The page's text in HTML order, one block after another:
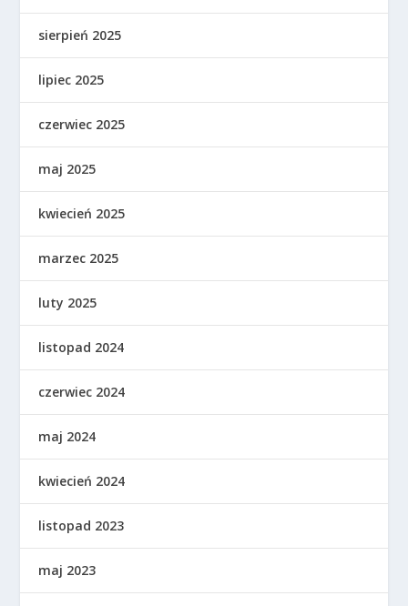
sierpień 2025
lipiec 2025
czerwiec 2025
maj 2025
kwiecień 2025
marzec 2025
luty 2025
listopad 2024
czerwiec 2024
maj 2024
kwiecień 2024
listopad 2023
maj 2023